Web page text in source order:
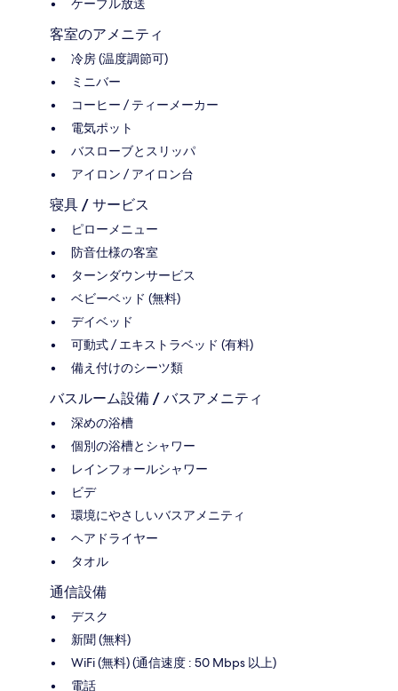
ケーブル放送
客室のアメニティ
冷房 (温度調節可)
ミニバー
コーヒー / ティーメーカー
電気ポット
バスローブとスリッパ
アイロン / アイロン台
寝具 / サービス
ピローメニュー
防音仕様の客室
ターンダウンサービス
ベビーベッド (無料)
デイベッド
可動式 / エキストラベッド (有料)
備え付けのシーツ類
バスルーム設備 / バスアメニティ
深めの浴槽
個別の浴槽とシャワー
レインフォールシャワー
ビデ
環境にやさしいバスアメニティ
ヘアドライヤー
タオル
通信設備
デスク
新聞 (無料)
WiFi (無料) (通信速度 : 50 Mbps 以上)
電話